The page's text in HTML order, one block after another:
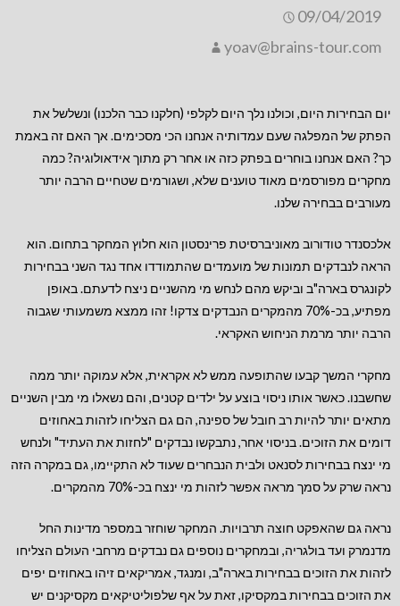
09/04/2019
yoav@brains-tour.com
יום הבחירות היום, וכולנו נלך היום לקלפי (חלקנו כבר הלכנו) ונשלשל את
הפתק של המפלגה שעם עמדותיה אנחנו הכי מסכימים. אך האם זה באמת
כך? האם אנחנו בוחרים בפתק כזה או אחר רק מתוך אידאולוגיה? כמה
מחקרים מפורסמים מאוד טוענים שלא, ושגורמים שטחיים הרבה יותר
מעורבים בבחירה שלנו.
אלכסנדר טודורוב מאוניברסיטת פרינסטון הוא חלוץ המחקר בתחום. הוא
הראה לנבדקים תמונות של מועמדים שהתמודדו אחד נגד השני בבחירות
לקונגרס בארה"ב וביקש מהם לנחש מי מהשניים ניצח לדעתם. באופן
מפתיע, בכ-70% מהמקרים הנבדקים צדקו! זהו ממצא משמעותי שגבוה
הרבה יותר מרמת הניחוש האקראי.
מחקרי המשך קבעו שהתופעה ממש לא אקראית, אלא עמוקה יותר ממה
שחשבנו. כאשר אותו ניסוי בוצע על ילדים קטנים, והם נשאלו מי מבין השניים
מתאים יותר להיות רב חובל של ספינה, הם גם הצליחו לזהות באחוזים
דומים את הזוכים. בניסוי אחר, נתבקשו נבדקים "לחזות את העתיד" ולנחש
מי ינצח בבחירות לסנאט ולבית הנבחרים שעוד לא התקיימו, גם במקרה הזה
נראה שרק על סמך מראה אפשר לזהות מי ינצח בכ-70% מהמקרים.
נראה גם שהאפקט חוצה תרבויות. המחקר שוחזר במספר מדינות החל
מדנמרק ועד בולגריה, ובמחקרים נוספים גם נבדקים מרחבי העולם הצליחו
לזהות את הזוכים בבחירות בארה"ב, ומנגד, אמריקאים זיהו באחוזים יפים
את הזוכים בבחירות במקסיקו, זאת על אף שלפוליטיקאים מקסיקנים יש